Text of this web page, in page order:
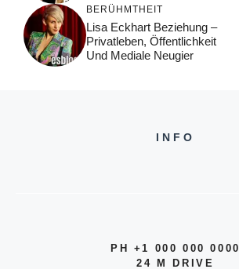
BERÜHMTHEIT
Lisa Eckhart Beziehung –
Privatleben, Öffentlichkeit
Und Mediale Neugier
INFO
PH +1 000 000 0000
24 M DRIVE